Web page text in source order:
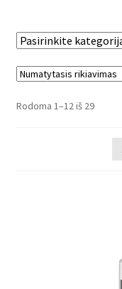
Pasirinkite
Rodoma 1–12 iš 29